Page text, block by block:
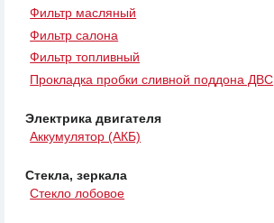
Фильтр масляный
Фильтр салона
Фильтр топливный
Прокладка пробки сливной поддона ДВС
Электрика двигателя
Аккумулятор (АКБ)
Стекла, зеркала
Стекло лобовое